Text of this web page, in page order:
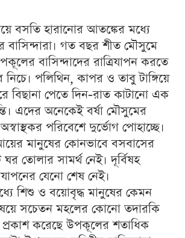
বসতি হারানোর আতঙ্কের মধ্যে
গত বছর শীত মৌসুমে
বাসিন্দাদের রাত্রিযাপন করতে
পলিথিন, কাপর ও তাবু টাঙ্গিয়ে
বিছানা পেতে দিন-রাত কাটানো এক
এদের অনেকেই বর্ষা মৌসুমের
পরিবেশে দুর্ভোগ পোহাচ্ছে।
মানুষের কোনভাবে বসবাসের
তোলার সামর্থ নেই। দূর্বিষহ
যেনো শেষ নেই।
শিশু ও বয়োবৃদ্ধ মানুষের কেমন
সচেতন মহলের কোনো তদারকি
প্রকাশ করেছে উপকূলের শতাধিক